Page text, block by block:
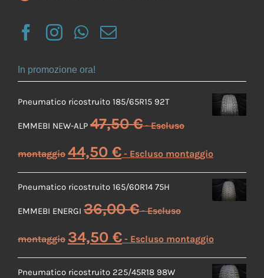
In promozione ora!
Pneumatico ricostruito 185/65R15 92T
EMMEBI NEW-ALP 47,50€
44,50 €
Pneumatico ricostruito 165/60R14 75H
EMMEBI ENERGI 36,00€
34,50 €
Pneumatico ricostruito 225/45R18 98W